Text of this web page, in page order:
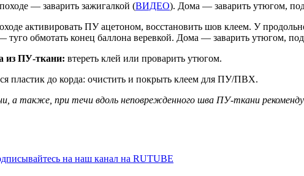
— заварить зажигалкой (ВИДЕО). Дома — заварить утюгом,
активировать ПУ ацетоном, восстановить шов клеем. У
туго обмотать конец баллона веревкой. Дома — заварить утюгом,
из ПУ-ткани: втереть клей или проварить утюгом.
пластик до корда: очистить и покрыть клеем для ПУ/ПВХ.
а также, при течи вдоль неповрежденного шва ПУ-ткани
на наш канал на RUTUBE